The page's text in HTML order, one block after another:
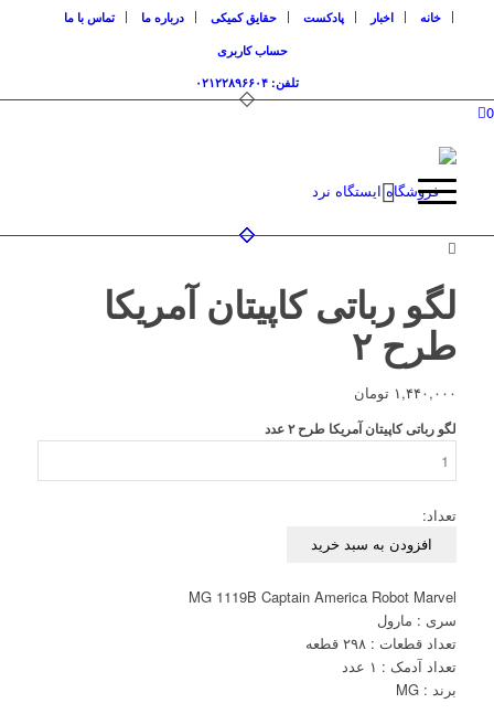
خانه اخبار پادکست حقایق کمیکی درباره ما
تماس با ما
حساب کاربری
تلفن: ۰۲۱۲۲۸۹۶۶۰۴
0
لگو رباتی کاپیتان آمریکا
طرح ۲
۱,۴۴۰,۰۰۰ تومان
لگو رباتی کاپیتان آمریکا طرح ۲ عدد
تعداد:
افزودن به سبد خرید
MG 1119B Captain America Robot Marvel
سری : مارول
تعداد قطعات : ۲۹۸ قطعه
تعداد آدمک : ۱ عدد
برند : MG